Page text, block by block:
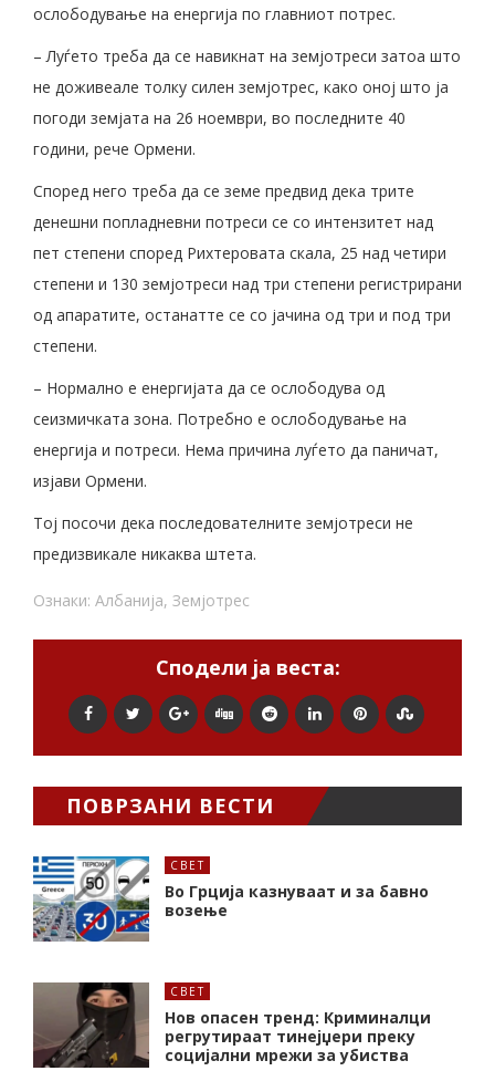
ослободување на енергија по главниот потрес.
– Луѓето треба да се навикнат на земјотреси затоа што
не доживеале толку силен земјотрес, како оној што ја
погоди земјата на 26 ноември, во последните 40
години, рече Ормени.
Според него треба да се земе предвид дека трите
денешни попладневни потреси се со интензитет над
пет степени според Рихтеровата скала, 25 над четири
степени и 130 земјотреси над три степени регистрирани
од апаратите, останатте се со јачина од три и под три
степени.
– Нормално е енергијата да се ослободува од
сеизмичката зона. Потребно е ослободување на
енергија и потреси. Нема причина луѓето да паничат,
изјави Ормени.
Тој посочи дека последователните земјотреси не
предизвикале никаква штета.
Ознаки: Албанија, Земјотрес
Сподели ја веста:
ПОВРЗАНИ ВЕСТИ
СВЕТ
Во Грција казнуваат и за бавно
возење
СВЕТ
Нов опасен тренд: Криминалци
регрутираат тинејџери преку
социјални мрежи за убиства